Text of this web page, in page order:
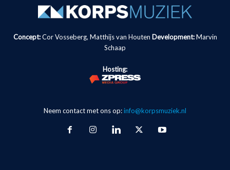
Concept:Cor Vosseberg, Matthijs van Houten Development: Marvin
Schaap
Hosting:
Neem contact met ons op:info@korpsmuziek.nl